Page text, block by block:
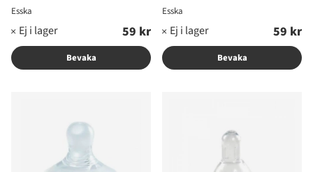
Esska
59 kr
Bevaka
Esska
59 kr
Bevaka